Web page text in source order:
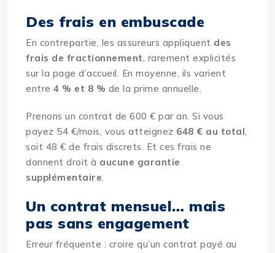
Des frais en embuscade
En contrepartie, les assureurs appliquent des
frais de fractionnement, rarement explicités
sur la page d’accueil. En moyenne, ils varient
entre4 % et 8 % de la prime annuelle.
Prenons un contrat de 600 € par an. Si vous
payez 54 €/mois, vous atteignez 648 € au total,
soit 48 € de frais discrets. Et ces frais ne
donnent droit à aucune garantie
supplémentaire.
Un contrat mensuel… mais
pas sans engagement
Erreur fréquente : croire qu’un contrat payé au